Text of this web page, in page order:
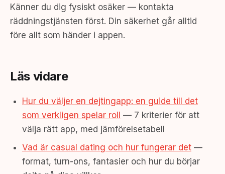
Känner du dig fysiskt osäker — kontakta
räddningstjänsten först. Din säkerhet går alltid
före allt som händer i appen.
Läs vidare
Hur du väljer en dejtingapp: en guide till det
som verkligen spelar roll
— 7 kriterier för att
välja rätt app, med jämförelsetabell
Vad är casual dating och hur fungerar det —
format, turn-ons, fantasier och hur du börjar